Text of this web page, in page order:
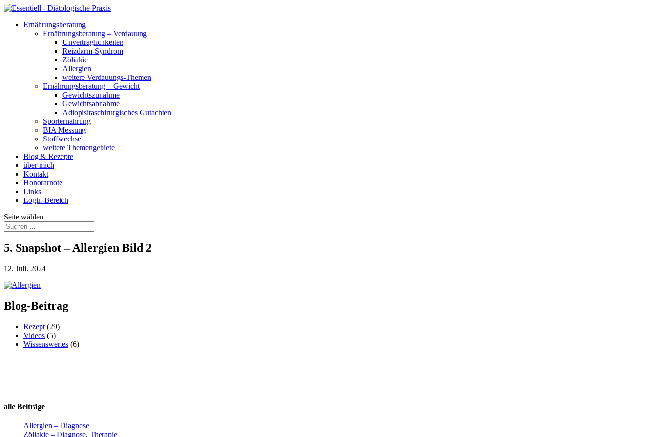
Ernährungsberatung
Ernährungsberatung – Verdauung
Unverträglichkeiten
Reizdarm-Syndrom
Zöliakie
Allergien
weitere Verdauungs-Themen
Ernährungsberatung – Gewicht
Gewichtszunahme
Gewichtsabnahme
Adiopisitaschirurgisches Gutachten
Sporternährung
BIA Messung
Stoffwechsel
weitere Themengebiete
Blog & Rezepte
über mich
Kontakt
Honorarnote
Links
Login-Bereich
Seite wählen
5. Snapshot – Allergien Bild 2
12. Juli. 2024
Blog-Beitrag
Rezept (29)
Videos (5)
Wissenswertes (6)
alle Beiträge
Allergien – Diagnose
Zöliakie – Diagnose, Therapie